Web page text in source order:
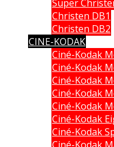
Super
Christen DB1
Christen DB2
CINE-KODAK
Ciné-Kodak
Ciné-Kodak
Ciné-Kodak
Ciné-Kodak
Ciné-Kodak
Ciné-Kodak
Ciné-Kodak